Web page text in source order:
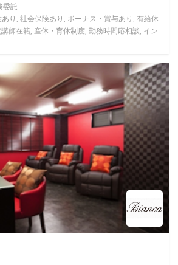
委託
り, 社会保険あり, ボーナス・賞与あり, 有給休
師在籍, 産休・育休制度, 勤務時間応相談, イン